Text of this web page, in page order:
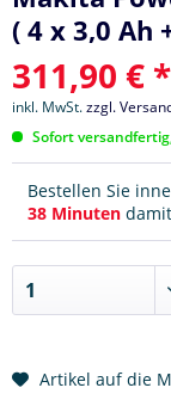
( 4 x 3,0 Ah
311,90 € *
inkl. MwSt.zzgl.
Sofort
Bestellen Sie
38 Minuten
Artikel auf die